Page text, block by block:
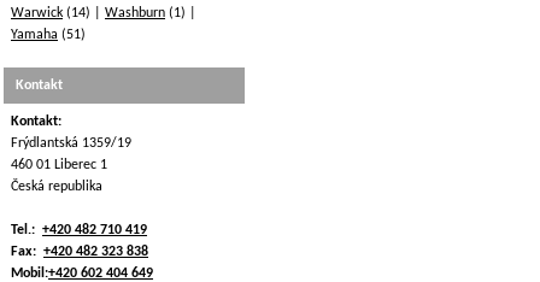
Warwick (14) Washburn (1)
Yamaha (51)
Kontakt
Kontakt:
Frýdlantská 1359/19
460 01 Liberec 1
Česká republika
Tel.: +420 482 710 419
Fax: +420 482 323 838
Mobil:+420 602 404 649